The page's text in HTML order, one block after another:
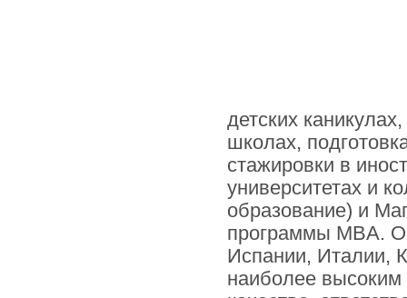
детских
школах,
стажировки в
университетах и
образование) и
программы MBA.
Испании, Италии,
наиболее